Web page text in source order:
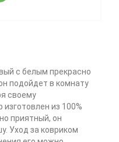
с белым прекрасно
подойдет в комнату
своему
из 100%
приятный, он
Уход за ковриком